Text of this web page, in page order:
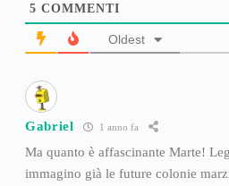
5 COMMENTI
Oldest
Gabriel 1 anno fa
Ma quanto è affascinante Marte!
immagino già le future colonie